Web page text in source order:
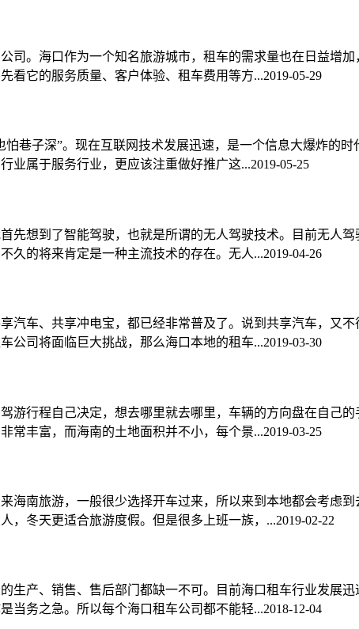
司。海口作为一个知名旅游城市，租车的需求量也在日益增
看它的服务质量、客户体验、租车费用等方...2019-05-29
巷子深”。现在互联网技术发展迅速，是一个信息大爆炸的
业属于服务行业，更应该注重做好推广这...2019-05-25
先想到了智能驾驶，也就是所谓的无人驾驶技术。目前无人
久的将来肯定是一种主流技术的存在。无人...2019-04-26
汽车、共享冲电宝，都已经非常普及了。说到共享汽车，又
公司将面临巨大挑战，那么海口本地的租车...2019-03-30
游行程自己决定，想去哪里就去哪里，车辆的方向盘在自己
常丰富，而海南的土地面积并不小，每个景...2019-03-25
海南旅游，一般很少选择开车过来，所以来到本地都会考虑
，冬天更适合旅游度假。但是很多上班一族，...2019-02-22
生产、销售、售后部门都缺一不可。目前海口租车行业发展
当务之急。所以每个海口租车公司都不能轻...2018-12-04